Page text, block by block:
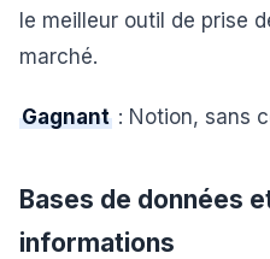
le meilleur outil de prise
marché.
Gagnant : Notion, sans
Bases de données
informations